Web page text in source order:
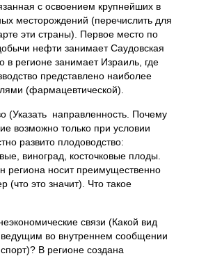
с освоением крупнейших в
месторождений (перечислить для
эти страны). Первое место по
нефти занимает Саудовская
в регионе занимает Израиль, где
представлено наиболее
(фармацевтической).
(Указать направленность. Почему
возможно только при условии
развито плодоводство:
виноград, косточковые плоды.
региона носит преимущественно
(что это значит). Что такое
связи (Какой вид
ведущим во внутреннем сообщении
В регионе создана